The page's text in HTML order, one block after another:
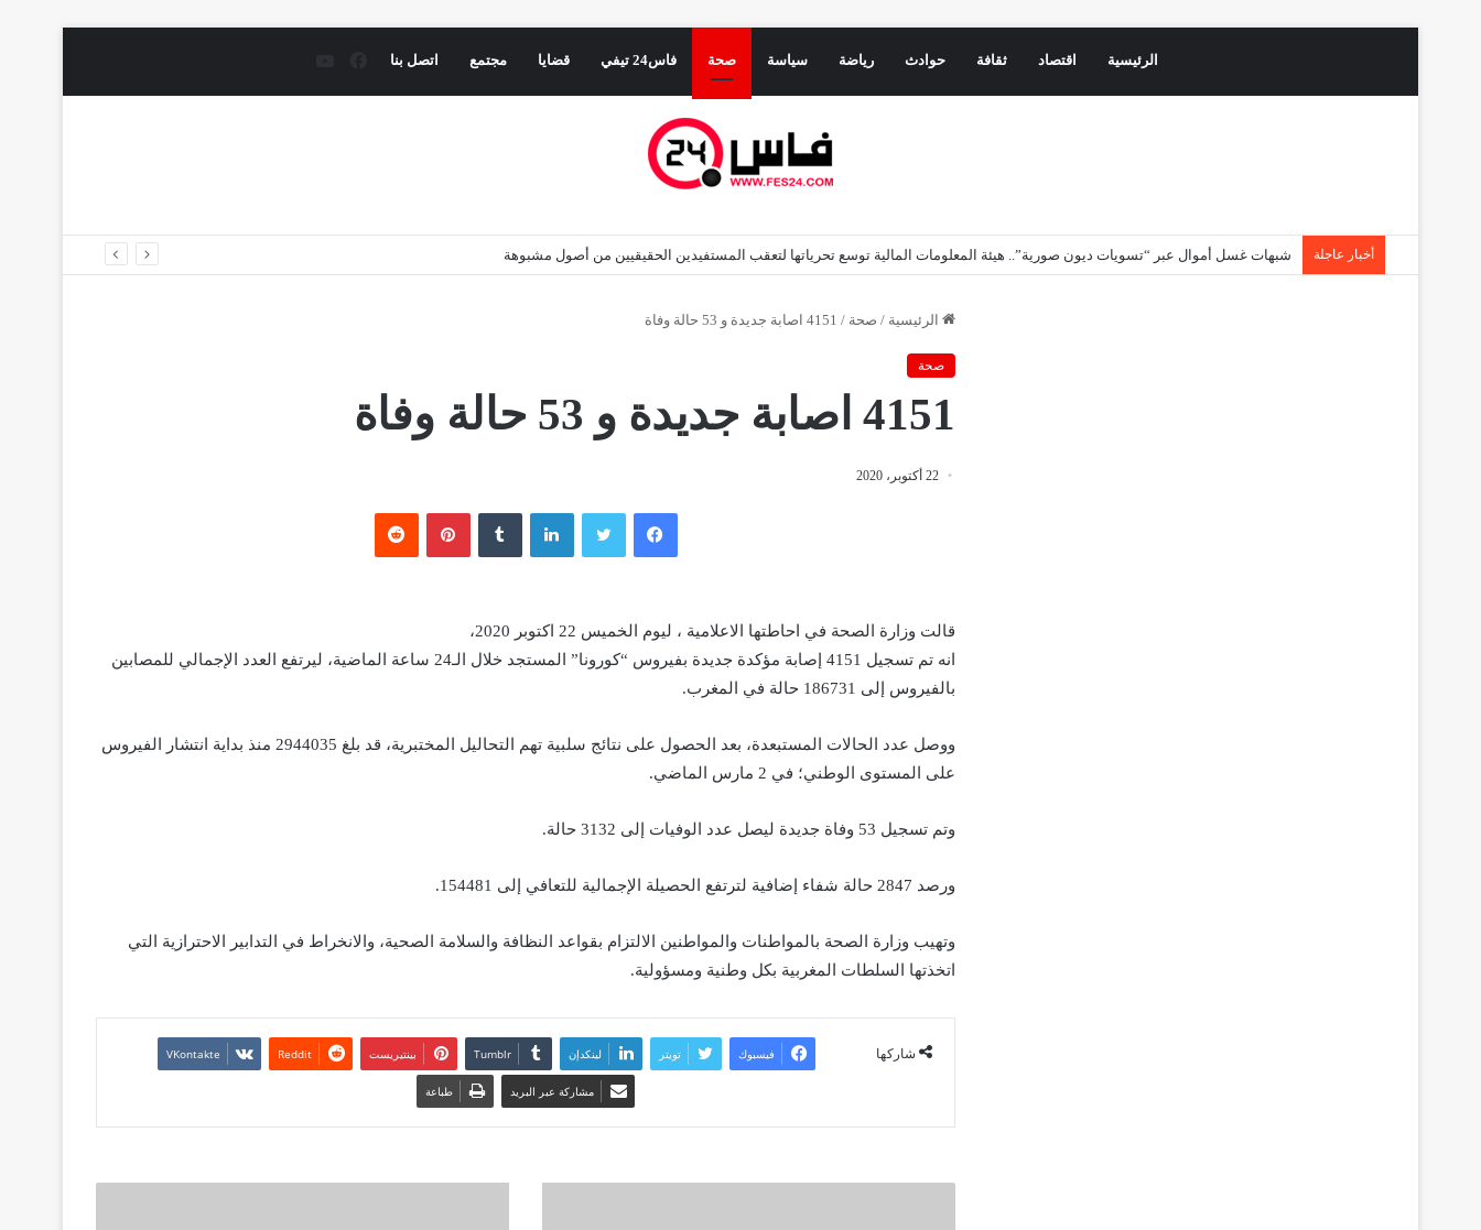
الرئيسية اقتصاد ثقافة حوادث رياضة سياسة صحة فاس24 تيفي قضايا مجتمع اتصل بنا
أخبار عاجلة شبهات غسل أموال عبر “تسويات ديون صورية”.. هيئة المعلومات المالية توسع تحرياتها لتعقب المستفيدين الحقيقيين من أصول مشبوهة
الرئيسية / صحة / 4151 اصابة جديدة و 53 حالة وفاة
صحة
4151 اصابة جديدة و 53 حالة وفاة
22 أكتوبر، 2020
فيسبوك تويتر لينكدإن بينتيريست
قالت وزارة الصحة في احاطتها الاعلامية ، ليوم الخميس 22 اكتوبر 2020،
انه تم تسجيل 4151 إصابة مؤكدة جديدة بفيروس “كورونا” المستجد خلال الـ24 ساعة الماضية، ليرتفع العدد الإجمالي للمصابين
بالفيروس إلى 186731 حالة في المغرب.
ووصل عدد الحالات المستبعدة، بعد الحصول على نتائج سلبية تهم التحاليل المختبرية، قد بلغ 2944035 منذ بداية انتشار الفيروس
على المستوى الوطني؛ في 2 مارس الماضي.
وتم تسجيل 53 وفاة جديدة ليصل عدد الوفيات إلى 3132 حالة.
ورصد 2847 حالة شفاء إضافية لترتفع الحصيلة الإجمالية للتعافي إلى 154481.
وتهيب وزارة الصحة بالمواطنات والمواطنين الالتزام بقواعد النظافة والسلامة الصحية، والانخراط في التدابير الاحترازية التي
اتخذتها السلطات المغربية بكل وطنية ومسؤولية.
شاركها فيسبوك تويتر لينكدإن بينتيريست
مشاركة عبر البريد طباعة